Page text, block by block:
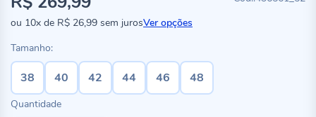
ou 10x de R$ 26,99 sem jurosVer opções
Tamanho:
38 40 42 44 46 48
Quantidade